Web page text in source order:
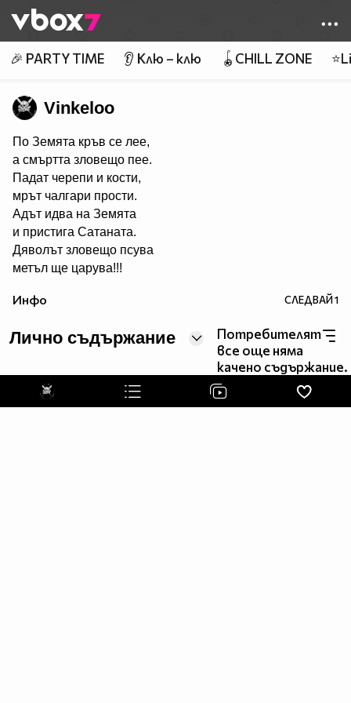
👾
🎉 PARTY TIME 👂 Клю – клю 🪀CHILL ZONE
Vinkeloo
По Земята кръв се лее,
а смъртта зловещо пее.
Падат черепи и кости,
мрът чалгари прости.
Адът идва на Земята
и пристига Сатаната.
Дяволът зловещо псува
метъл ще царува!!!
Инфо СЛЕДВАЙ1
Лично съдържание
Потребителят
все още няма
качено съдържание.